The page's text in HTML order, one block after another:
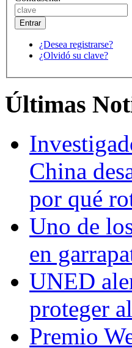
¿Desea registrarse?
¿Olvidó su clave?
Últimas
China
por qué
Uno de
en
UNED
proteger
Premio